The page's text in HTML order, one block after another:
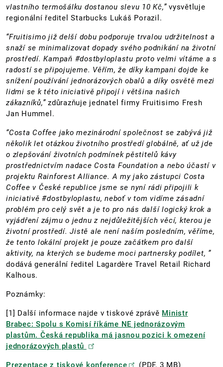
vlastního termošálku dostanou slevu 10 Kč,” vysvětluje
regionální ředitel Starbucks Lukáš Porazil.
“Fruitisimo již delší dobu podporuje trvalou udržitelnost a
snaží se minimalizovat dopady svého podnikání na životní
prostředí. Kampaň #dostbyloplastu proto velmi vítáme a s
radostí se připojujeme. Věřím, že díky kampani dojde ke
snížení používání jednorázových obalů a díky osvětě mezi
lidmi se k této iniciativě připojí i většina našich
zákazníků,” zdůrazňuje jednatel firmy Fruitisimo Fresh
Jan Hummel.
“Costa Coffee jako mezinárodní společnost se zabývá již
několik let otázkou životního prostředí globálně, ať už jde
o zlepšování životních podmínek pěstitelů kávy
prostřednictvím nadace Costa Foundation a nebo účastí v
projektu Rainforest Alliance. A my jako zástupci Costa
Coffee v České republice jsme se nyní rádi připojili k
iniciativě #dostbyloplastu, neboť v tom vidíme zásadní
problém pro celý svět a je to pro nás další logický krok a
vyjádření zájmu o jednu z nejdůležitějších věcí, kterou je
životní prostředí. Jistě ale není naším posledním, věříme,
že tento lokální projekt je pouze začátkem pro další
aktivity, na kterých se budeme moci partnersky podílet, ”
dodává generální ředitel Lagardère Travel Retail Richard
Kalhous.
Poznámky:
[1] Další informace najde v tiskové zprávě Ministr
Brabec: Spolu s Komisí říkáme NE jednorázovým
plastům. Česká republika má jasnou pozici k omezení
jednorázových plastů
Prezentace z tiskové konference (PDF, 3 MB)